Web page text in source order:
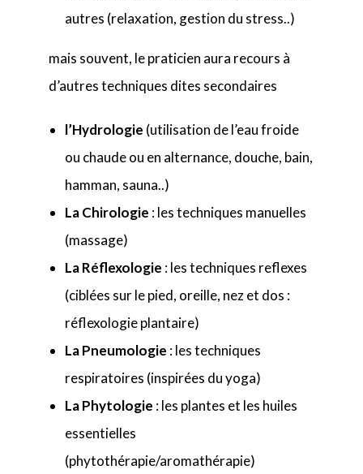
autres (relaxation, gestion du stress..)
mais souvent, le praticien aura recours à
d’autres techniques dites secondaires
l’Hydrologie (utilisation de l’eau froide
ou chaude ou en alternance, douche, bain,
hamman, sauna..)
La Chirologie : les techniques manuelles
(massage)
La Réflexologie : les techniques reflexes
(ciblées sur le pied, oreille, nez et dos :
réflexologie plantaire)
La Pneumologie : les techniques
respiratoires (inspirées du yoga)
La Phytologie : les plantes et les huiles
essentielles
(phytothérapie/aromathérapie)